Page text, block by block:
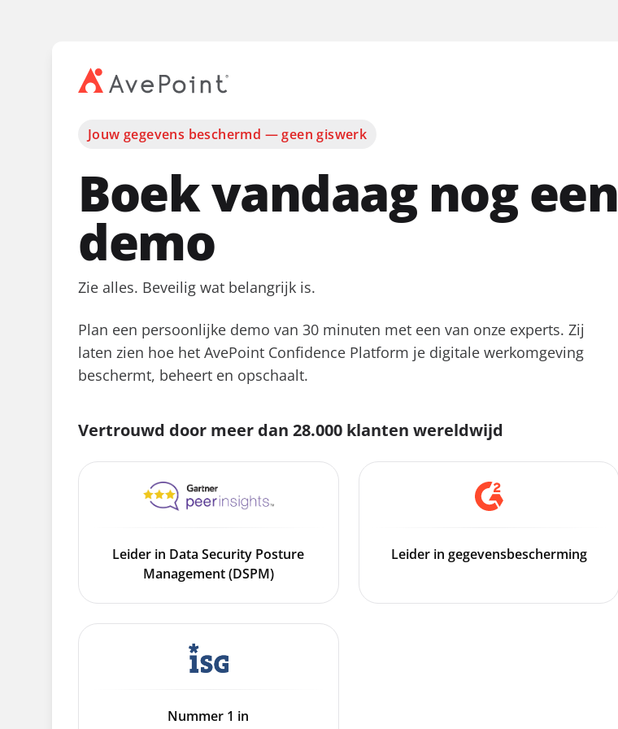
Jouw gegevens beschermd — geen giswerk
Boek vandaag nog een
demo
Zie alles. Beveilig wat belangrijk is.
Plan een persoonlijke demo van 30 minuten met een van onze experts. Zij
laten zien hoe het AvePoint Confidence Platform je digitale werkomgeving
beschermt, beheert en opschaalt.
Vertrouwd door meer dan 28.000 klanten wereldwijd
Leider in Data Security Posture
Management (DSPM)
Leider in gegevensbescherming
Nummer 1 in